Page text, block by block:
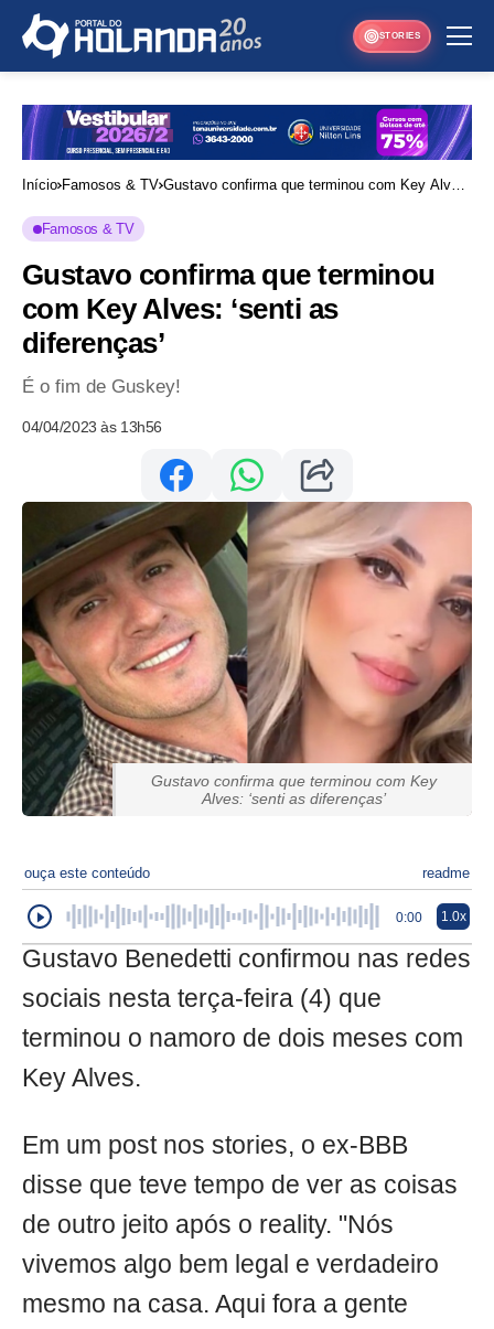
STORIES
Início Famosos & TV Gustavo confirma que terminou com Key Alves:
Famosos & TV
Gustavo confirma que terminou
com Key Alves: ‘senti as
diferenças’
É o fim de Guskey!
04/04/2023 às 13h56
Gustavo confirma que terminou com Key
Alves: ‘senti as diferenças’
ouça este conteúdo readme
0:00 1.0x
Gustavo Benedetti confirmou nas redes
sociais nesta terça-feira (4) que
terminou o namoro de dois meses com
Key Alves.
Em um post nos stories, o ex-BBB
disse que teve tempo de ver as coisas
de outro jeito após o reality. "Nós
vivemos algo bem legal e verdadeiro
mesmo na casa. Aqui fora a gente